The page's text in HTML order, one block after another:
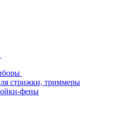
стрижки, триммеры
фены